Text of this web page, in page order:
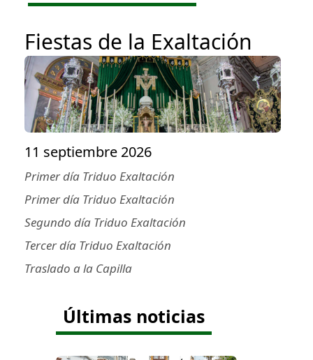
Sra.
del
Rosario
Fiestas de la Exaltación
11 septiembre 2026
Primer día Triduo Exaltación
Primer día Triduo Exaltación
Segundo día Triduo Exaltación
Tercer día Triduo Exaltación
Traslado a la Capilla
Últimas noticias